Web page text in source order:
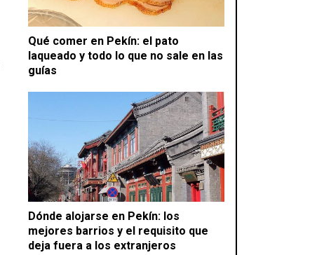
Qué comer en Pekín: el pato
laqueado y todo lo que no sale en las
guías
Dónde alojarse en Pekín: los
mejores barrios y el requisito que
deja fuera a los extranjeros